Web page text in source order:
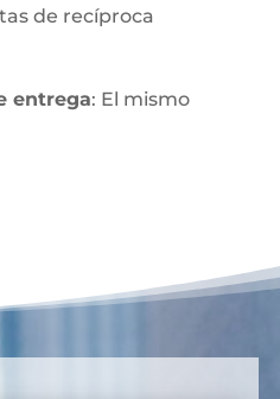
de recíproca
entrega: El mismo